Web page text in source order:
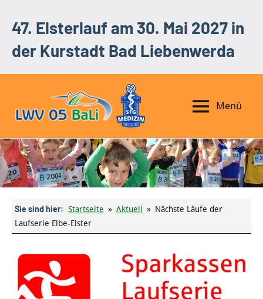
Inhalt47. Elsterlauf am 30. Mai 2027 in
der Kurstadt Bad Liebenwerda
Elsterlauf
am
30.
Mai
2027
in
der
Kurstadt
Bad
Bad
Liebenwerda
e.
V.
LWV
Menü
Sie sind hier: Startseite Aktuell
Nächste Läufe der
Laufserie Elbe-Elster